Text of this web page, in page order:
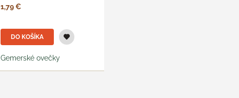
1,79 €
DO KOŠÍKA
Gemerské ovečky